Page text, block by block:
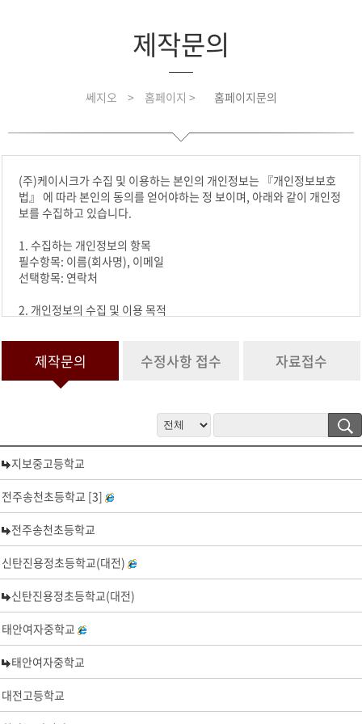
제작문의
쎄지오 > 홈페이지 > 홈페이지문의
(주)케이시크가 수집 및 이용하는 본인의 개인정보는 『개인정보보호
법』 에 따라 본인의 동의를 얻어야하는 정 보이며, 아래와 같이 개인정
보를 수집하고 있습니다.
1. 수집하는 개인정보의 항목
필수항목: 이름(회사명), 이메일
선택항목: 연락처
2. 개인정보의 수집 및 이용 목적
3. 개인정보의 보유 및 이용기간
과 개인정보 입력항목에 대해서는 1년간 보유 이후 해당 정보를 파기합
그 밖의 사항은 개인정보처리방침을 준수합니다.
4. 개인정보 수집 동의 거부 권리
서비스 제공을 위하여 기본 정보를 수집하고 있으며, 제공을 원하지 않
을 경우 수집하지 않으며, 미동의(로 인해)시 서비스 이용이 제한됩니
다.
제작문의 수정사항 접수 자료접수
지보중고등학교
전주송천초등학교 [3]
전주송천초등학교
신탄진용정초등학교(대전)
신탄진용정초등학교(대전)
태안여자중학교
태안여자중학교
대전고등학교